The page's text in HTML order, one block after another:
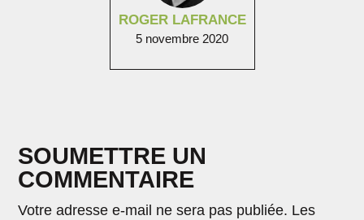
ROGER LAFRANCE
5 novembre 2020
SOUMETTRE UN
COMMENTAIRE
Votre adresse e-mail ne sera pas publiée. Les